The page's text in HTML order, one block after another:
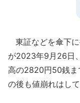
東証などを傘下
が2023年9月26日
高の2820円50銭ま
の後も値崩れはして